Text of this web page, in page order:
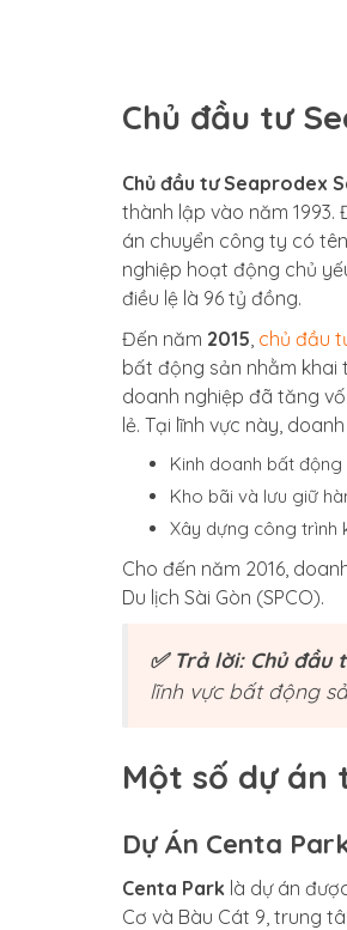
Chủ đầu tư
Chủ đầu tư Seaprodex
thành lập vào năm
án chuyển công ty có
nghiệp hoạt động chủ
điều lệ là 96 tỷ đồng.
Đến năm 2015 chủ đầu
bất động sản nhằm khai
doanh nghiệp đã tăng
lẻ. Tại lĩnh vực này,
Kinh doanh bất
Kho bãi và lưu giữ
Xây dựng công trình
Cho đến năm 2016,
Du lịch Sài Gòn (SPCO).
✅ Trả lời: Chủ đầu
lĩnh vực bất động
Một số dự án
Dự Án Centa
Centa Park là dự án
Cơ và Bàu Cát 9, trung